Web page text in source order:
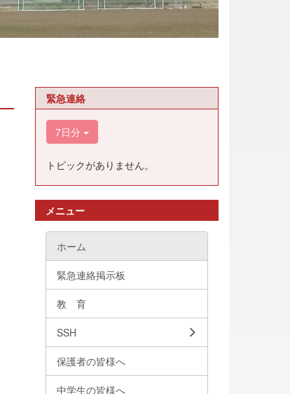
緊急連絡
7日分
トピックがありません。
メニュー
ホーム
緊急連絡掲示板
教 育
SSH
保護者の皆様へ
中学生の皆様へ